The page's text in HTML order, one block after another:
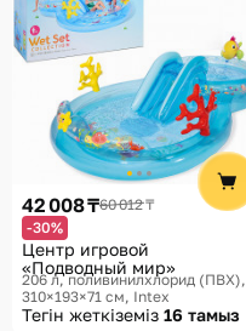
42 008 ₸60 012 ₸
-30%
Центр игровой
«Подводный мир»
206 л, поливинилхлорид (ПВХ),
310×193×71 см Intex
Тегін жеткіземіз 16 тамыз